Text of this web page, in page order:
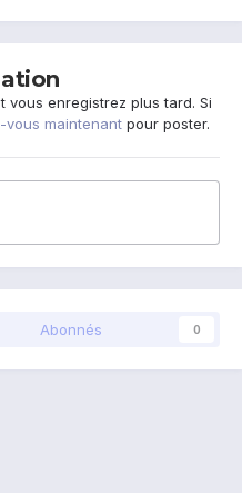
vous enregistrez plus tard. Si
vous maintenant pour poster.
Abonnés 0